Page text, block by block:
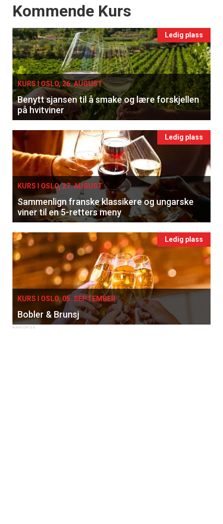
Events
Kommende Kurs
Ledig plass
KURS I OSLO, 26. AUGUST
Benytt sjansen til å smake og lære forskjellen
på hvitviner
Ledig plass
KURS I OSLO, 27. AUGUST
Sammenlign franske klassikere og ungarske
viner til en 5-retters meny
Ledig plass
KURS I OSLO, 05. SEPTEMBER
Bobler & Brunsj